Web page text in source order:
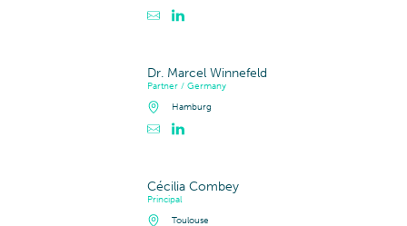
Contacter Olivier Paget
Dr. Marcel Winnefeld
Partner / Germany
Hamburg
Contacter Dr. Marcel Winnefeld
Cécilia Combey
Principal
Toulouse